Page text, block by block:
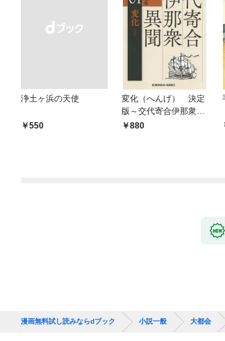
浄土ヶ浜の天使
￥550
変化（へんげ） 決定
版～交代寄合伊那衆異
聞（1）～
880
漫画無料試し読みならdブック 小説一般 大都会